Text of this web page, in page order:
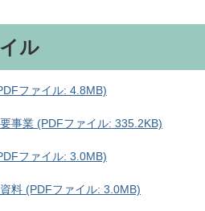
ル
ファイル: 4.8MB)
事業 (PDFファイル: 335.2KB)
ファイル: 3.0MB)
料 (PDFファイル: 3.0MB)